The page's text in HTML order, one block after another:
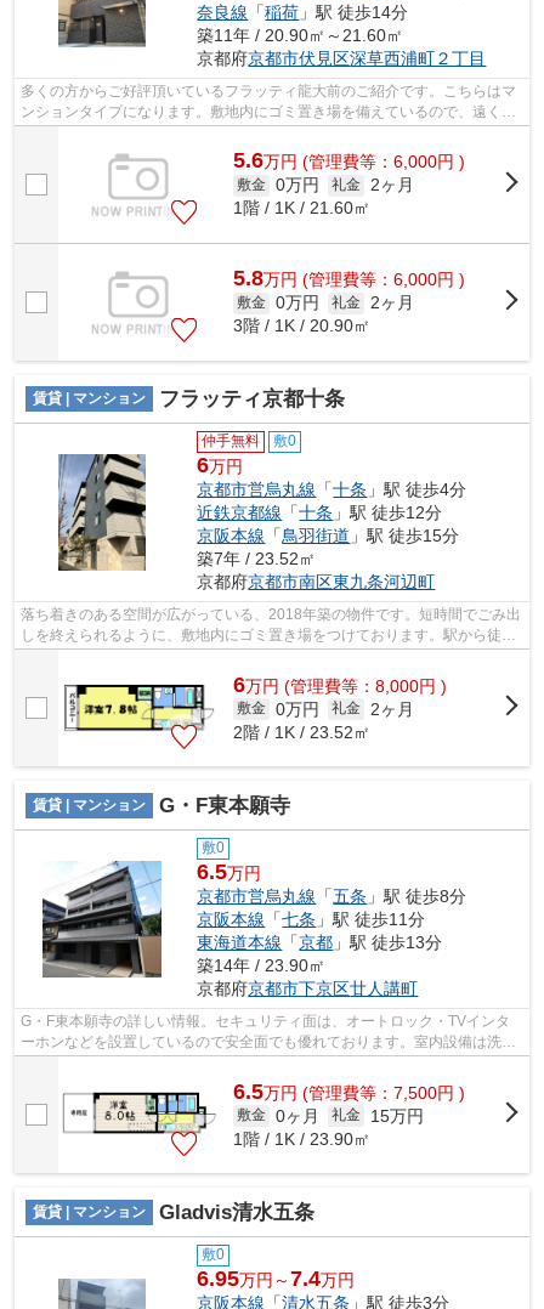
奈良線 「稲荷 」駅 徒歩14分
築11年 / 20.90㎡～21.60㎡
京都府京都市伏見区深草西浦町２丁目
多くの方からご好評頂いているフラッティ龍大前のご紹介です。こちらはマ
ンションタイプになります。敷地内にゴミ置き場を備えているので、遠くま
で運ぶ必要がなくゴミ出しが楽になり...
5.6万円 (管理費等：6,000円 )
敷金 0万円 礼金
2ヶ月
1階 / 1K / 21.60㎡
5.8万円 (管理費等：6,000円 )
敷金 0万円 礼金
2ヶ月
3階 / 1K / 20.90㎡
賃貸 | マンション フラッティ京都十条
仲手無料 敷0
6万円
京都市営烏丸線 「十条 」駅 徒歩4分
近鉄京都線 「十条 」駅 徒歩12分
京阪本線 「鳥羽街道 」駅 徒歩15分
築7年 / 23.52㎡
京都府京都市南区東九条河辺町
落ち着きのある空間が広がっている、2018年築の物件です。短時間でごみ出
しを終えられるように、敷地内にゴミ置き場をつけております。駅から徒歩
6万円 (管理費等：8,000円 )
敷金 0万円 礼金
2ヶ月
2階 / 1K / 23.52㎡
賃貸 | マンション G・F東本願寺
敷0
6.5万円
京都市営烏丸線 「五条 」駅 徒歩8分
京阪本線 「七条 」駅 徒歩11分
東海道本線 「京都 」駅 徒歩13分
築14年 / 23.90㎡
京都府京都市下京区廿人講町
G・F東本願寺の詳しい情報。セキュリティ面は、オートロック・TVインタ
ーホンなどを設置しているので安全面でも優れております。室内設備は洗面
6.5万円 (管理費等：7,500円 )
敷金 0ヶ月 礼金
15万円
1階 / 1K / 23.90㎡
賃貸 | マンション Gladvis清水五条
敷0
6.95万円～7.4万円
京阪本線 「清水五条 」駅 徒歩3分